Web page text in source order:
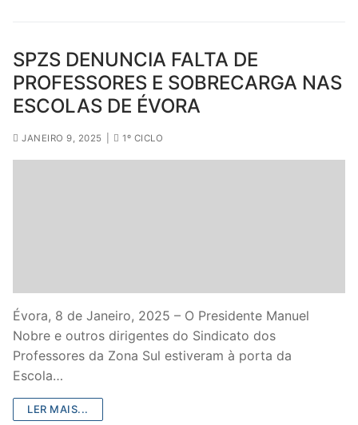
SPZS DENUNCIA FALTA DE
PROFESSORES E SOBRECARGA NAS
ESCOLAS DE ÉVORA
JANEIRO 9, 2025 1º CICLO
Évora, 8 de Janeiro, 2025 – O Presidente Manuel
Nobre e outros dirigentes do Sindicato dos
Professores da Zona Sul estiveram à porta da
Escola…
LER MAIS...